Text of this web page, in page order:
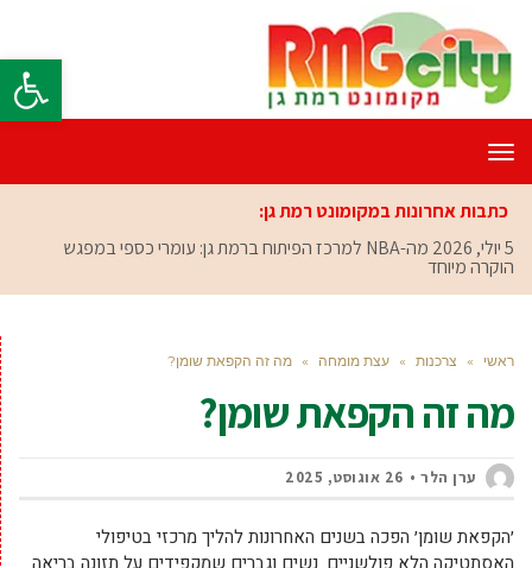
פתח
תפריט
כתבות אחרונות במקומונט רמת גן:
5 יולי, 2026
מה-NBA למרכז הפיתוח ברמת גן: עומרי כספי במפגש
הוקרה מיוחד
ראשי » צרכנות » עצת מומחה » מה זה הקפאת שומן?
מה זה הקפאת שומן?
ערן הלר 26 אוגוסט, 2025
׳הקפאת שומן׳ הפכה בשנים האחרונות להליך מרכזי בטיפולי